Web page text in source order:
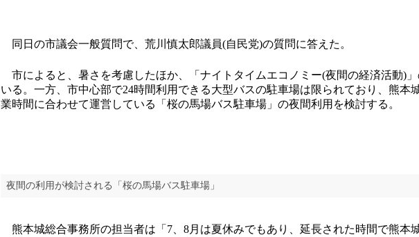
同日の市議会一般質問で、荒川慎太郎議員(自民党)の質問に答えた。
市によると、暑さを考慮したほか、「ナイトタイムエコノミー(夜間の経済活動)
いる。一方、市中心部で24時間利用できる大型バスの駐車場は限られており、熊本
業時間に合わせて運営している「桜の馬場バス駐車場」の夜間利用を検討する。
夜間の利用が検討される「桜の馬場バス駐車場」
熊本城総合事務所の担当者は「7、8月は夏休みでもあり、延長された時間で熊本